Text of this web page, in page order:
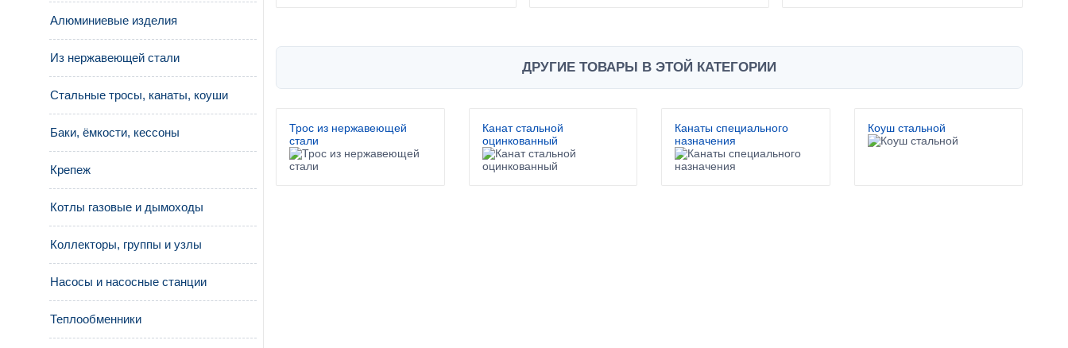
Алюминиевые изделия
Из нержавеющей стали
Стальные тросы, канаты, коуши
Баки, ёмкости, кессоны
Крепеж
Котлы газовые и дымоходы
Коллекторы, группы и узлы
Насосы и насосные станции
Теплообменники
ДРУГИЕ ТОВАРЫ В ЭТОЙ КАТЕГОРИИ
Трос из нержавеющей
стали
Канат стальной
оцинкованный
Канаты специального
назначения
Коуш стальной